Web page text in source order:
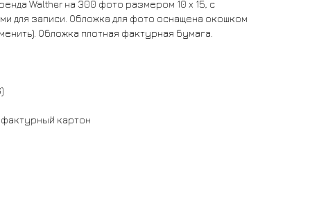
Walther на 300 фото размером 10 x 15, с
для записи. Обложка для фото оснащена окошком
Обложка плотная фактурная бумага.
картон